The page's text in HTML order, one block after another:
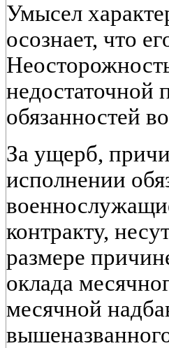
Умысел
осознает, что
недостаточной
обязанностей
За ущерб,
исполнении
контракту,
размере
оклада
месячной